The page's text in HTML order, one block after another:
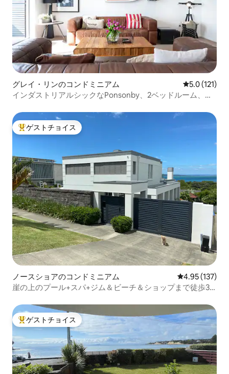
グレイ・リンのコンドミニアム レビュー121
5.0 (121)
インダストリアルシックなPonsonby、2ベッドルーム、
大好評のゲストチョイスです。
ゲストチョイス
ノースショアのコンドミニアム レビュー137
4.95 (137)
崖の上のプール+スパ+ジム＆ビーチ＆ショップまで徒歩3
大好評のゲストチョイスです。
ゲストチョイス